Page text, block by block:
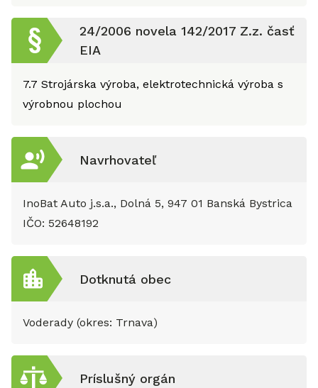
24/2006 novela 142/2017 Z.z. časť
EIA
7.7 Strojárska výroba, elektrotechnická výroba s
výrobnou plochou
Navrhovateľ
InoBat Auto j.s.a., Dolná 5, 947 01 Banská Bystrica
IČO: 52648192
Dotknutá obec
Voderady (okres: Trnava)
Príslušný orgán